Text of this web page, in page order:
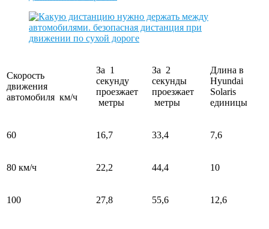
Скорость
движения
автомобиля км/ч
За 1
секунду
проезжает
метры
За 2
секунды
проезжает
метры
Длина в
Hyundai
Solaris
единицы
60 16,7 33,4 7,6
80 км/ч 22,2 44,4 10
100 27,8 55,6 12,6